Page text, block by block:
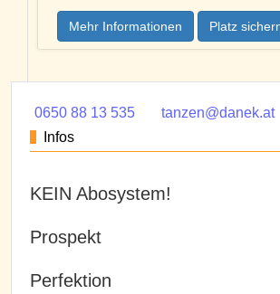
Mehr Informationen Platz
0650 88 13 535
tanzen@danek.at
Infos
KEIN Abosystem!
Prospekt
Perfektion